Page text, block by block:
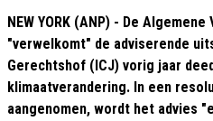
NEW YORK (ANP) - De
"verwelkomt" de adviserende
Gerechtshof (ICJ) vorig jaar
klimaatverandering. In een
aangenomen, wordt het advies